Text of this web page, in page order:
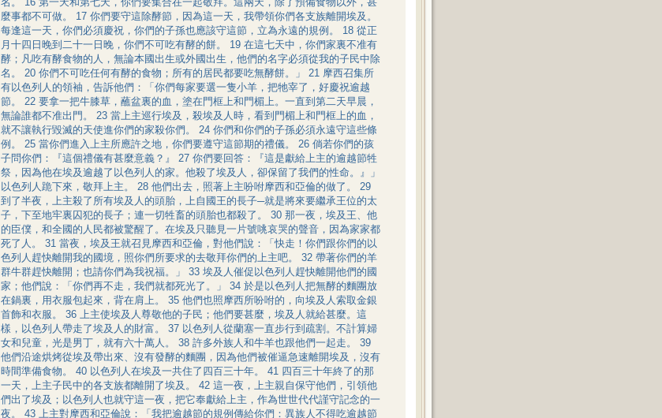
麼事都不可做。 17 你們要守這除酵節，因為這一天，我帶領你們各支族離開埃及。
每逢這一天，你們必須慶祝，你們的子孫也應該守這節，立為永遠的規例。 18 從正
月十四日晚到二十一日晚，你們不可吃有酵的餅。 19 在這七天中，你們家裏不准有
酵；凡吃有酵食物的人，無論本國出生或外國出生，他們的名字必須從我的子民中除
名。 20 你們不可吃任何有酵的食物；所有的居民都要吃無酵餅。」 21 摩西召集所
有以色列人的領袖，告訴他們：「你們每家要選一隻小羊，把牠宰了，好慶祝逾越
節。 22 要拿一把牛膝草，蘸盆裏的血，塗在門框上和門楣上。一直到第二天早晨，
無論誰都不准出門。 23 當上主巡行埃及，殺埃及人時，看到門楣上和門框上的血，
就不讓執行毀滅的天使進你們的家殺你們。 24 你們和你們的子孫必須永遠守這些條
例。 25 當你們進入上主所應許之地，你們要遵守這節期的禮儀。 26 倘若你們的孩
子問你們：『這個禮儀有甚麼意義？』 27 你們要回答：『這是獻給上主的逾越節牲
祭，因為他在埃及逾越了以色列人的家。他殺了埃及人，卻保留了我們的性命。』」
以色列人跪下來，敬拜上主。 28 他們出去，照著上主吩咐摩西和亞倫的做了。 29
到了半夜，上主殺了所有埃及人的頭胎，上自國王的長子─就是將來要繼承王位的太
子，下至地牢裏囚犯的長子；連一切牲畜的頭胎也都殺了。 30 那一夜，埃及王、他
的臣僕，和全國的人民都被驚醒了。在埃及只聽見一片號咷哀哭的聲音，因為家家都
死了人。 31 當夜，埃及王就召見摩西和亞倫，對他們說：「快走！你們跟你們的以
色列人趕快離開我的國境，照你們所要求的去敬拜你們的上主吧。 32 帶著你們的羊
群牛群趕快離開；也請你們為我祝福。」 33 埃及人催促以色列人趕快離開他們的國
家；他們說：「你們再不走，我們就都死光了。」 34 於是以色列人把無酵的麵團放
在鍋裏，用衣服包起來，背在肩上。 35 他們也照摩西所吩咐的，向埃及人索取金銀
首飾和衣服。 36 上主使埃及人尊敬他的子民；他們要甚麼，埃及人就給甚麼。這
樣，以色列人帶走了埃及人的財富。 37 以色列人從蘭塞一直步行到疏割。不計算婦
女和兒童，光是男丁，就有六十萬人。 38 許多外族人和牛羊也跟他們一起走。 39
他們沿途烘烤從埃及帶出來、沒有發酵的麵團，因為他們被催逼急速離開埃及，沒有
時間準備食物。 40 以色列人在埃及一共住了四百三十年。 41 四百三十年終了的那
一天，上主子民中的各支族都離開了埃及。 42 這一夜，上主親自保守他們，引領他
們出了埃及；以色列人也就守這一夜，把它奉獻給上主，作為世世代代謹守記念的一
夜。 43 上主對摩西和亞倫說：「我把逾越節的規例傳給你們：異族人不得吃逾越節